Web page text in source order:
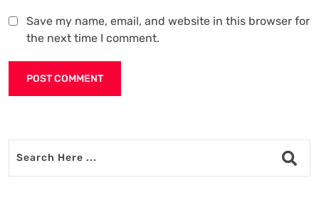
Save my name, email, and website in this browser for
the next time I comment.